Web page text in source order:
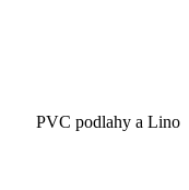
PVC podlahy a Lino